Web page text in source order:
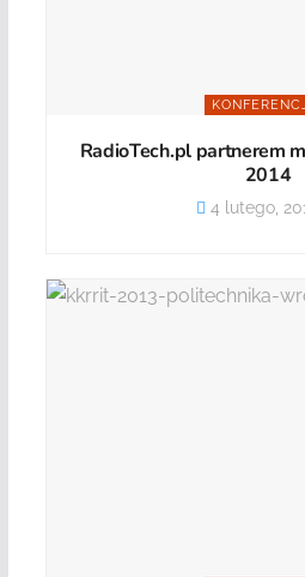
RadioTech.pl partnerem
2014
4 lutego,